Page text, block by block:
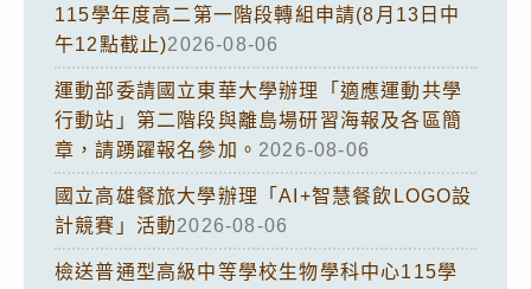
115學年度高二第一階段轉組申請(8月13日中
午12點截止)2026-08-06
運動部委請國立東華大學辦理「適應運動共學
行動站」第二階段與離島場研習海報及各區簡
章，請踴躍報名參加。 2026-08-06
國立高雄餐旅大學辦理「AI+智慧餐飲LOGO設
計競賽」活動2026-08-06
檢送普通型高級中等學校生物學科中心115學